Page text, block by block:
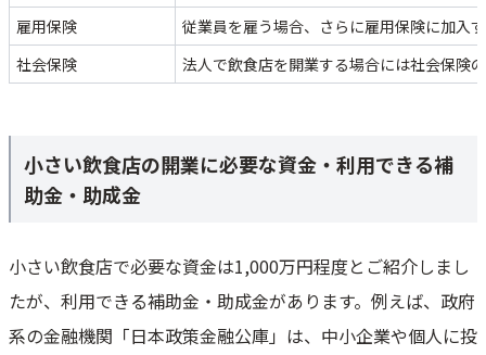
雇用保険
従業員を雇う場合、さらに雇用保険に加入
社会保険
法人で飲食店を開業する場合には社会保
小さい飲食店の開業に必要な資金・利用できる補
助金・助成金
小さい飲食店で必要な資金は1,000万円程度とご紹介しまし
たが、利用できる補助金・助成金があります。例えば、政府
系の金融機関「日本政策金融公庫」は、中小企業や個人に投